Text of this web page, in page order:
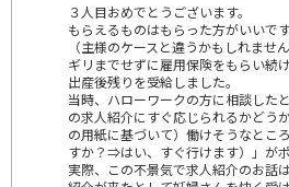
３人目おめでとうございます。
もらえるものはもらった方がいいです
（主様のケースと違うかもしれま
ギリまでせずに雇用保険をもらい続
出産後残りを受給しました。
当時、ハローワークの方に相談した
の求人紹介にすぐ応じられるかどう
の用紙に基づいて）働けそうなとこ
すか？⇒はい、すぐ行けます）」がポ
実際、この不景気で求人紹介のお話